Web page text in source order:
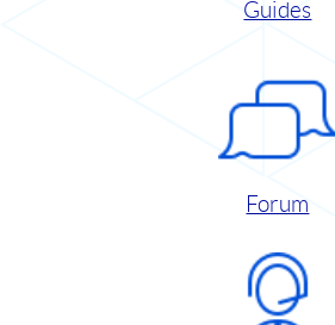
Guides
Forum